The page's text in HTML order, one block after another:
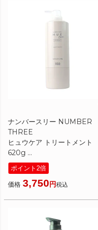
ナンバースリー NUMBER
THREE
ヒュウケア トリートメント
620g
[ ヘアパック/トリートメント ]
美容室専売 サロン専売 ヒュウ
ケア NO3
ポイント2倍
価格 3,750 税込